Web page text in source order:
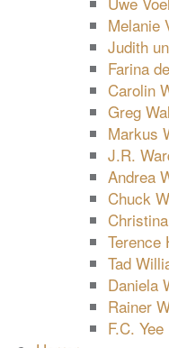
Melanie
Judith
Farina
Carolin
Greg
Markus
J.R.
Andrea
Chuck
Terence
Tad
Daniela
Rainer
F.C. Yee